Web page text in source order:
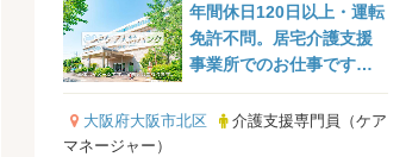
年間休日120日以上・運転
免許不問。居宅介護支援
事業所でのお仕事です＠
大阪市北区
大阪府大阪市北区
介護支援専門員（ケア
マネージャー）